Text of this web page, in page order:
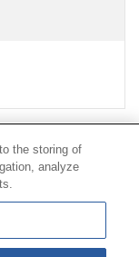
Comisión de
Sanitario
| Aviso legal |
the storing of
analyze